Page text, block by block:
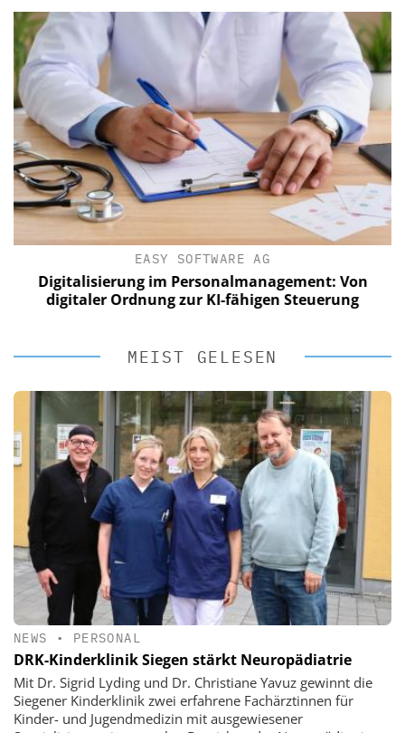
EASY SOFTWARE AG
Digitalisierung im Personalmanagement: Von
digitaler Ordnung zur KI-fähigen Steuerung
MEIST GELESEN
NEWS • PERSONAL
DRK-Kinderklinik Siegen stärkt Neuropädiatrie
Mit Dr. Sigrid Lyding und Dr. Christiane Yavuz gewinnt die
Siegener Kinderklinik zwei erfahrene Fachärztinnen für
Kinder- und Jugendmedizin mit ausgewiesener